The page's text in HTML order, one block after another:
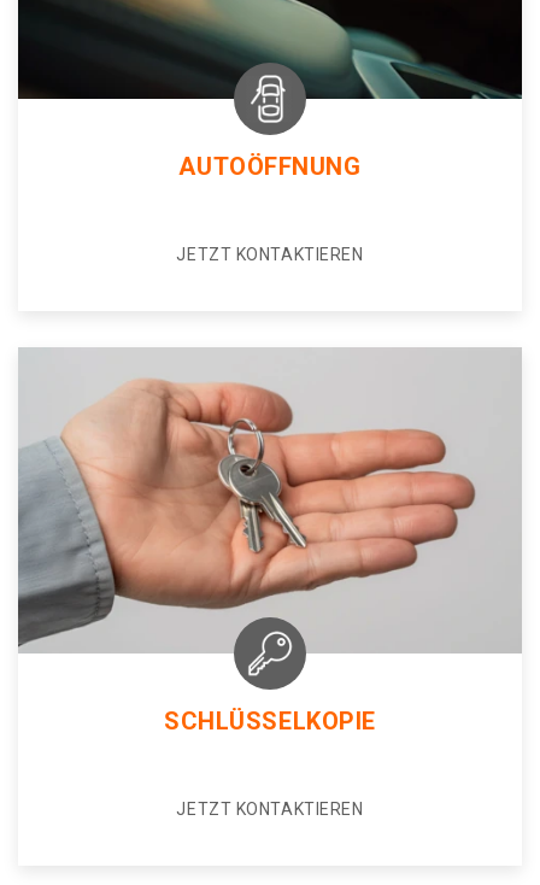
AUTOÖFFNUNG
JETZT KONTAKTIEREN
SCHLÜSSELKOPIE
JETZT KONTAKTIEREN